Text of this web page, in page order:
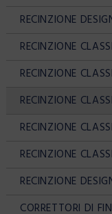
RECINZIONE
RECINZIONE
RECINZIONE
RECINZIONE
RECINZIONE
RECINZIONE
RECINZIONE
CORRETTORI DI